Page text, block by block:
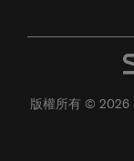
版權所有 © 2026